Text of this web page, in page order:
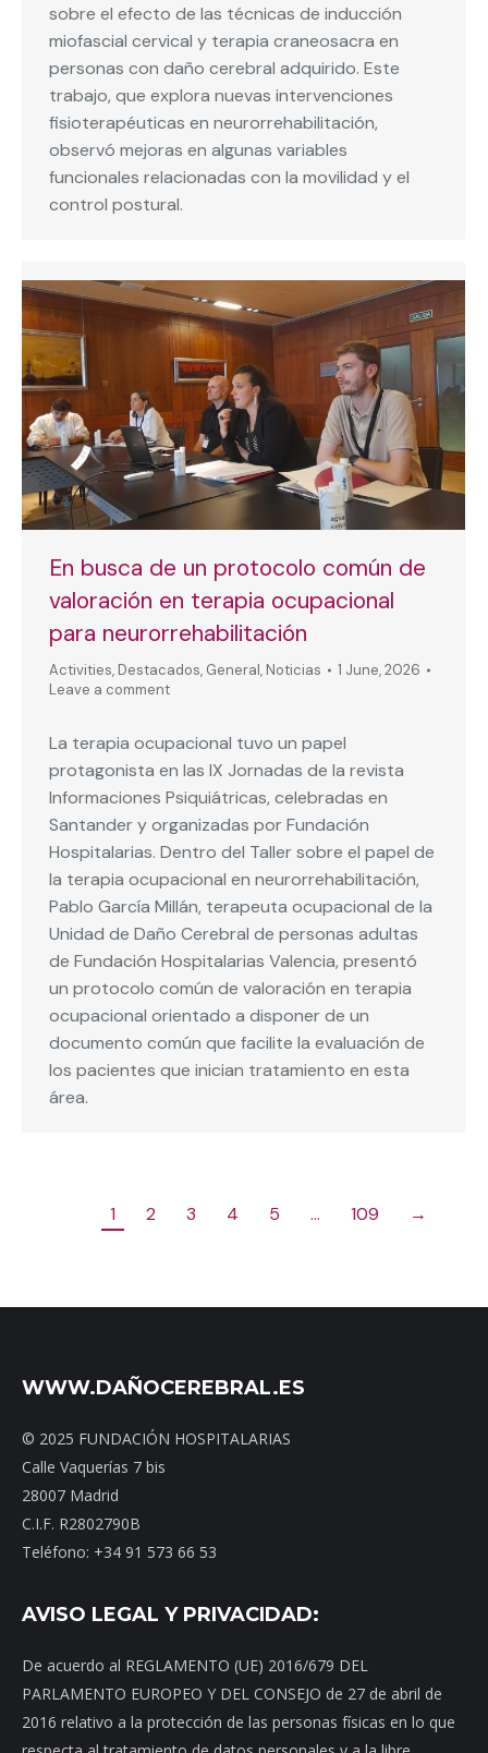
sobre el efecto de las técnicas de inducción
miofascial cervical y terapia craneosacra en
personas con daño cerebral adquirido. Este
trabajo, que explora nuevas intervenciones
fisioterapéuticas en neurorrehabilitación,
observó mejoras en algunas variables
funcionales relacionadas con la movilidad y el
control postural.
En busca de un protocolo común de
valoración en terapia ocupacional
para neurorrehabilitación
Activities, Destacados, General, Noticias
1 June, 2026
Leave a comment
La terapia ocupacional tuvo un papel
protagonista en las IX Jornadas de la revista
Informaciones Psiquiátricas, celebradas en
Santander y organizadas por Fundación
Hospitalarias. Dentro del Taller sobre el papel de
la terapia ocupacional en neurorrehabilitación,
Pablo García Millán, terapeuta ocupacional de la
Unidad de Daño Cerebral de personas adultas
de Fundación Hospitalarias Valencia, presentó
un protocolo común de valoración en terapia
ocupacional orientado a disponer de un
documento común que facilite la evaluación de
los pacientes que inician tratamiento en esta
área.
1 2 3 4 5 … 109 →
WWW.DAÑOCEREBRAL.ES
© 2025 FUNDACIÓN HOSPITALARIAS
Calle Vaquerías 7 bis
28007 Madrid
C.I.F. R2802790B
Teléfono: +34 91 573 66 53
AVISO LEGAL Y PRIVACIDAD:
De acuerdo al REGLAMENTO (UE) 2016/679 DEL
PARLAMENTO EUROPEO Y DEL CONSEJO de 27 de abril de
2016 relativo a la protección de las personas físicas en lo que